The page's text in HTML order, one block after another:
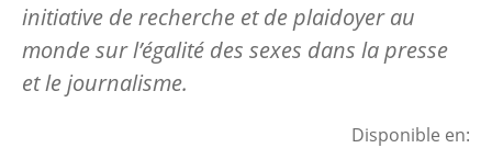
initiative de recherche et de plaidoyer au
monde sur l’égalité des sexes dans la presse
et le journalisme.
Disponible en: